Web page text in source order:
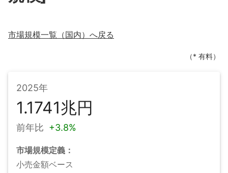
市場規模一覧（国内）へ戻る
（* 有料）
2025年
1.1741兆円
前年比 +3.8%
市場規模定義：
小売金額ベース